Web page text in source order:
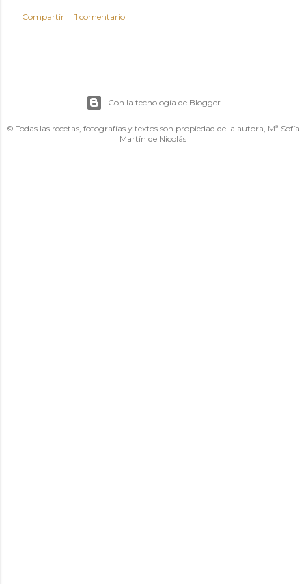
Compartir 1 comentario
Con la tecnología de Blogger
© Todas las recetas, fotografías y textos son propiedad de la autora, Mª Sofía
Martín de Nicolás